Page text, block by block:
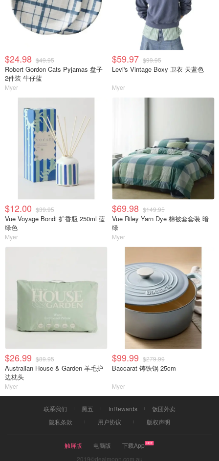
$24.98 $49.95
Robert Gordon Cats Pyjamas 盘子
2件装 牛仔蓝
Myer
$59.97 $99.95
Levi's Vintage Boxy 卫衣 天蓝色
Myer
$12.00 $39.95
Vue Voyage Bondi 扩香瓶 250ml 蓝
绿色
Myer
$69.98 $149.95
Vue Riley Yarn Dye 棉被套套装 暗
绿
Myer
$26.99 $89.95
Australian House & Garden 羊毛护
边枕头
Myer
$99.99 $279.99
Baccarat 铸铁锅 25cm
Myer
联系我们 黑五 InRewards
饭团外卖
隐私条款
用户协议 版权声明
触屏版 电脑版
下载App
2019©dealmoon.com.au